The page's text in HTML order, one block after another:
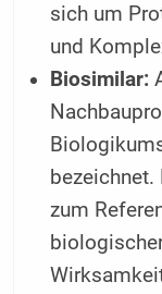
sich um
und
Biosimilar:
zum